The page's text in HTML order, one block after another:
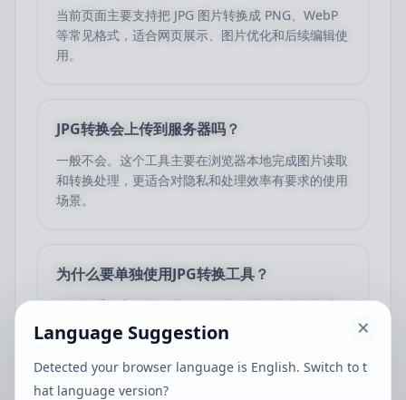
当前页面主要支持把 JPG 图片转换成 PNG、WebP
等常见格式，适合网页展示、图片优化和后续编辑使
用。
JPG转换会上传到服务器吗？
一般不会。这个工具主要在浏览器本地完成图片读取
和转换处理，更适合对隐私和处理效率有要求的使用
场景。
为什么要单独使用JPG转换工具？
如果您手里主要是一批 JPG 图片，需要集中转换成
PNG 或 WebP，使用专门的 JPG 转换工具会更直
接，设置也更清晰。
Language Suggestion
Detected your browser language is English. Switch to t
hat language version?